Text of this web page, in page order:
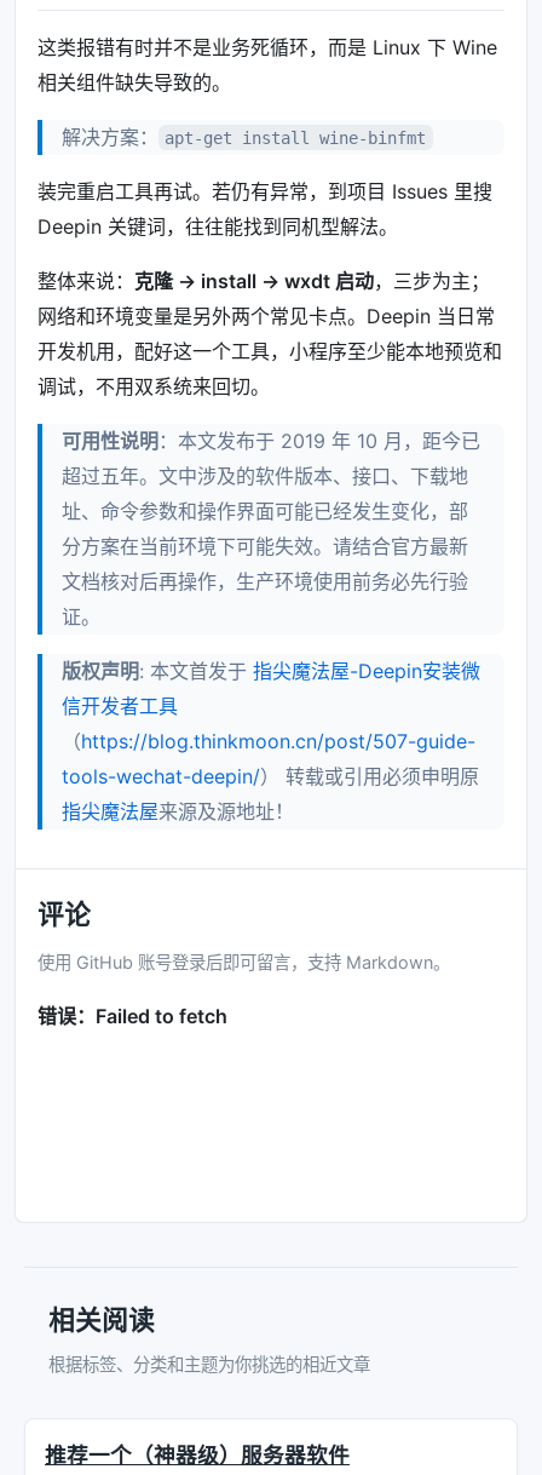
这类报错有时并不是业务死循环，而是 Linux 下 Wine
相关组件缺失导致的。
解决方案： apt-get install wine-binfmt
装完重启工具再试。若仍有异常，到项目 Issues 里搜
Deepin 关键词，往往能找到同机型解法。
整体来说： 克隆 → install → wxdt 启动，三步为主；
网络和环境变量是另外两个常见卡点。Deepin 当日常
开发机用，配好这一个工具，小程序至少能本地预览和
调试，不用双系统来回切。
可用性说明：本文发布于 2019 年 10 月，距今已
超过五年。文中涉及的软件版本、接口、下载地
址、命令参数和操作界面可能已经发生变化，部
分方案在当前环境下可能失效。请结合官方最新
文档核对后再操作，生产环境使用前务必先行验
证。
版权声明: 本文首发于 指尖魔法屋-Deepin安装微
信开发者工具
（https://blog.thinkmoon.cn/post/507-guide-
tools-wechat-deepin/） 转载或引用必须申明原
指尖魔法屋来源及源地址！
评论
使用 GitHub 账号登录后即可留言，支持 Markdown。
相关阅读
根据标签、分类和主题为你挑选的相近文章
推荐一个（神器级）服务器软件